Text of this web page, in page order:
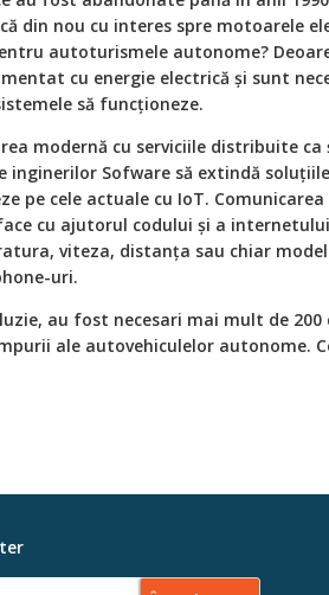
din nou cu interes spre motoarele
autoturismele autonome?
cu energie electrică și sunt
să funcționeze.
modernă cu serviciile distribuite
inginerilor Sofware să extindă
pe cele actuale cu IoT.
cu ajutorul codului și a
viteza, distanța sau chiar
uri.
au fost necesari mai mult de
ale autovehiculelor autonome.